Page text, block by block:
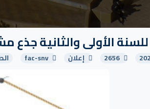
الأولى والثانية جذع
2656 إعلان fac-snv